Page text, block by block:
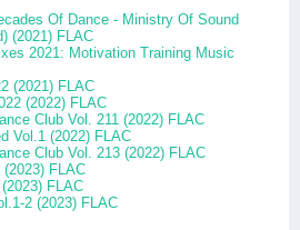
Of Dance - Ministry Of Sound
(2021) FLAC
2021: Motivation Training Music
(2021) FLAC
(2022) FLAC
Club Vol. 211 (2022) FLAC
Vol.1 (2022) FLAC
Club Vol. 213 (2022) FLAC
FLAC
FLAC
2 (2023) FLAC